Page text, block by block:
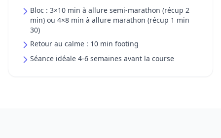
Bloc : 3×10 min à allure semi-marathon (récup 2
min) ou 4×8 min à allure marathon (récup 1 min
30)
Retour au calme : 10 min footing
Séance idéale 4-6 semaines avant la course